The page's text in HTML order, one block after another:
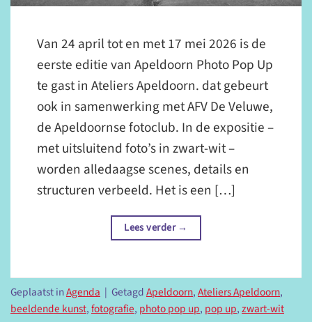
Van 24 april tot en met 17 mei 2026 is de
eerste editie van Apeldoorn Photo Pop Up
te gast in Ateliers Apeldoorn. dat gebeurt
ook in samenwerking met AFV De Veluwe,
de Apeldoornse fotoclub. In de expositie –
met uitsluitend foto’s in zwart-wit –
worden alledaagse scenes, details en
structuren verbeeld. Het is een […]
Lees verder→
Geplaatst inAgenda | GetagdApeldoorn,Ateliers Apeldoorn,
beeldende kunst,fotografie, photo pop up, pop up,zwart-wit